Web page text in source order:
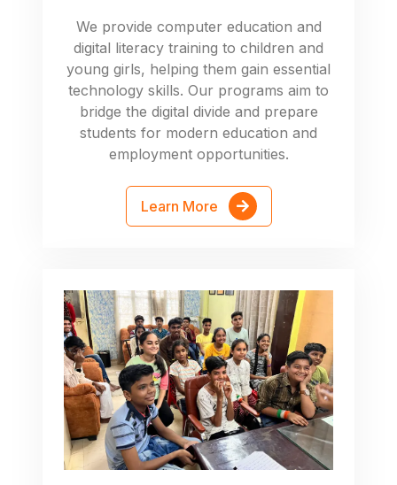
We provide computer education and
digital literacy training to children and
young girls, helping them gain essential
technology skills. Our programs aim to
bridge the digital divide and prepare
students for modern education and
employment opportunities.
Learn More